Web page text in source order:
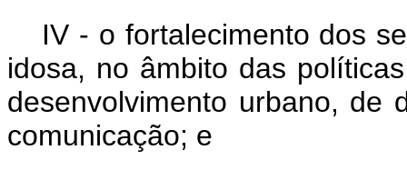
IV - o fortalecimento dos
idosa, no âmbito das
desenvolvimento urbano, de
comunicação; e